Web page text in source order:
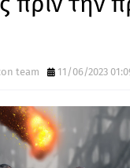
team 11/06/2023